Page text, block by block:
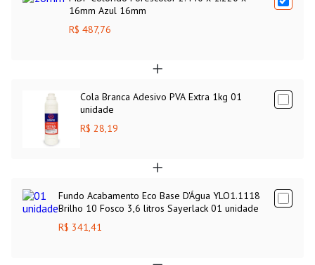
16mm Azul 16mm
R$ 487,76
Cola Branca Adesivo PVA Extra 1kg 01
unidade
R$ 28,19
Fundo Acabamento Eco Base D'Água YLO1.1118
Brilho 10 Fosco 3,6 litros Sayerlack 01 unidade
R$ 341,41